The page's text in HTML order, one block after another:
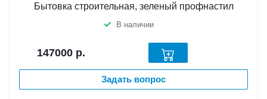
Бытовка строительная, зеленый профнастил
В наличии
147000 р.
Задать вопрос